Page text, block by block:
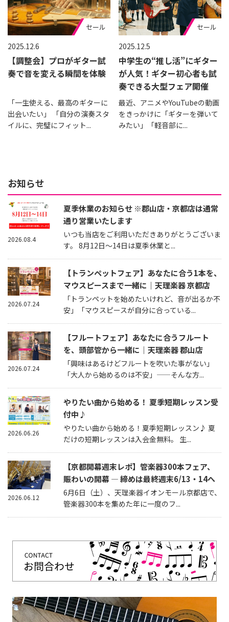
2025.12.6
【調整会】プロがギター試
奏で音を変える瞬間を体験
「一生使える、最高のギターに
出会いたい」 「自分の演奏スタ
イルに、完璧にフィット...
セール
2025.12.5
中学生の“推し活”にギター
が人気！ギター初心者も試
奏できる大型フェア開催
最近、アニメやYouTubeの動画
をきっかけに「ギターを弾いて
みたい」「軽音部に...
セール
お知らせ
夏季休業のお知らせ ※郡山店・京都店は通常
通り営業いたします
いつも当店をご利用いただきありがとうございま
す。 8月12日～14日は夏季休業と...
2026.08.4
【トランペットフェア】あなたに合う1本を、
マウスピースまで一緒に｜天理楽器 京都店
「トランペットを始めたいけれど、音が出るか不
安」「マウスピースが自分に合っている...
2026.07.24
【フルートフェア】あなたに合うフルート
を、頭部管から一緒に｜天理楽器 郡山店
「興味はあるけどフルートを吹いた事がない」
「大人から始めるのは不安」——そんな方...
2026.07.24
やりたい曲から始める！ 夏季短期レッスン受
付中♪
やりたい曲から始める！夏季短期レッスン♪ 夏
だけの短期レッスンは入会金無料。 生...
2026.06.26
【京都開幕週末レポ】管楽器300本フェア、
賑わいの開幕 — 締めは最終週末6/13・14へ
6月6日（土）、天理楽器イオンモール京都店で、
管楽器300本を集めた年に一度のフ...
2026.06.12